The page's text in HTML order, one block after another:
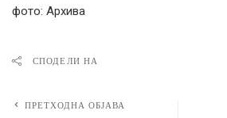
фото: Архива
СПОДЕЛИ НА
ПРЕТХОДНА ОБЈАВА